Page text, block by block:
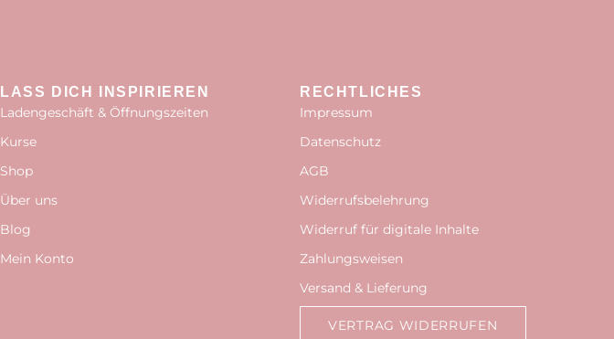
LASS DICH INSPIRIEREN
Ladengeschäft & Öffnungszeiten
Kurse
Shop
Über uns
Blog
Mein Konto
RECHTLICHES
Impressum
Datenschutz
AGB
Widerrufsbelehrung
Widerruf für digitale Inhalte
Zahlungsweisen
Versand & Lieferung
VERTRAG WIDERRUFEN